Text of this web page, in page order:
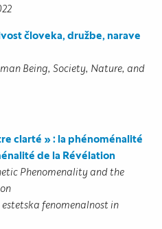
človeka, družbe, narave
Being, Society, Nature, and
clarté » : la phénoménalité
de la Révélation
Phenomenality and the
fenomenalnost in